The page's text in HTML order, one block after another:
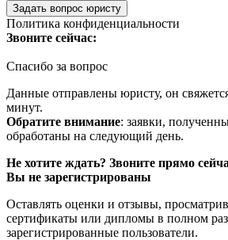
Задать вопрос юристу
Политика конфиденциальности
Звоните сейчас:
Спасибо за вопрос
Данные отправлены юристу, он
минут.
Обратите внимание: заявки,
обработаны на следующий день.
Не хотите ждать? Звоните прямо
Вы не зарегистрированы
Оставлять оценки и отзывы,
сертификаты или дипломы в полном
зарегистрированные пользователи.